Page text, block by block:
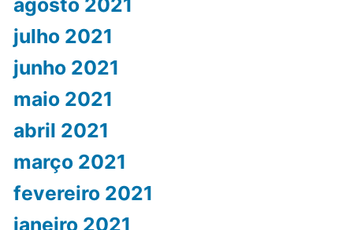
agosto 2021
julho 2021
junho 2021
maio 2021
abril 2021
março 2021
fevereiro 2021
janeiro 2021